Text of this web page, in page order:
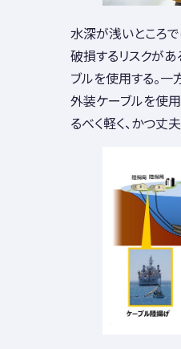
水深が浅いところ
破損するリスクが
ブルを使用する。一
外装ケーブルを使用
るべく軽く、かつ丈